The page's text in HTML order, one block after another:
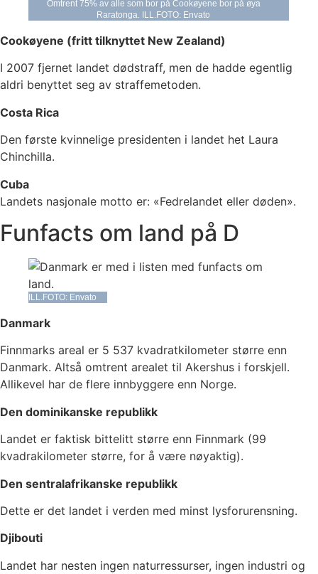
Omtrent 75% av alle som bor på Cookøyene bor på øya
Raratonga. ILL.FOTO: Envato
Cookøyene (fritt tilknyttet New Zealand)
I 2007 fjernet landet dødstraff, men de hadde egentlig
aldri benyttet seg av straffemetoden.
Costa Rica
Den første kvinnelige presidenten i landet het Laura
Chinchilla.
Cuba
Landets nasjonale motto er: «Fedrelandet eller døden».
Funfacts om land på D
ILL.FOTO: Envato
Danmark
Finnmarks areal er 5 537 kvadratkilometer større enn
Danmark. Altså omtrent arealet til Akershus i forskjell.
Allikevel har de flere innbyggere enn Norge.
Den dominikanske republikk
Landet er faktisk bittelitt større enn Finnmark (99
kvadrakilometer større, for å være nøyaktig).
Den sentralafrikanske republikk
Dette er det landet i verden med minst lysforurensning.
Djibouti
Landet har nesten ingen naturressurser, ingen industri og